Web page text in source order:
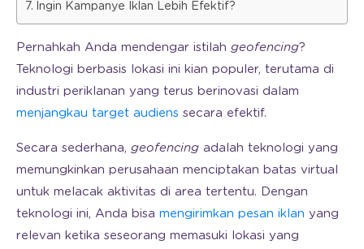
Ingin Kampanye Iklan Lebih Efektif?
Pernahkah Anda mendengar istilah geofencing?
Teknologi berbasis lokasi ini kian populer, terutama di
industri periklanan yang terus berinovasi dalam
menjangkau target audiens secara efektif.
Secara sederhana, geofencing adalah teknologi yang
memungkinkan perusahaan menciptakan batas virtual
untuk melacak aktivitas di area tertentu. Dengan
teknologi ini, Anda bisa mengirimkan pesan iklan yang
relevan ketika seseorang memasuki lokasi yang